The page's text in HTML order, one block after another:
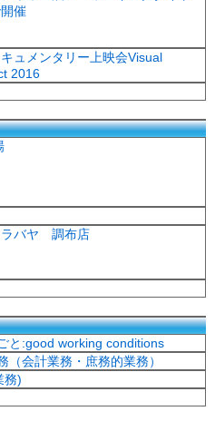
催
ュメンタリー上映会Visual
2016
ラバヤ 調布店
と:good working conditions
会計業務・庶務的業務）
務)